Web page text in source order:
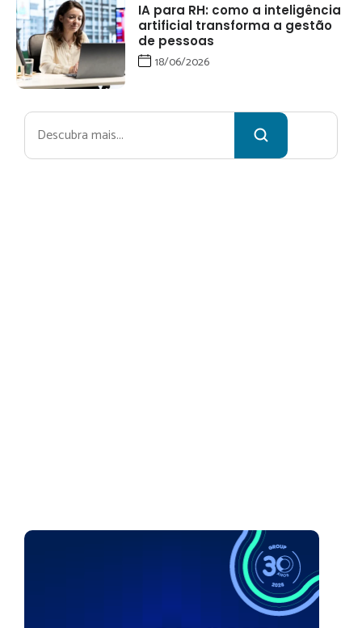
IA para RH: como a inteligência
artificial transforma a gestão
de pessoas
18/06/2026
Pesquisar